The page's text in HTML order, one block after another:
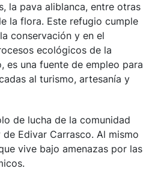
la pava aliblanca, entre otras
la flora. Este refugio cumple
conservación y en el
ecológicos de la
es una fuente de empleo para
al turismo, artesanía y
de lucha de la comunidad
Edivar Carrasco. Al mismo
vive bajo amenazas por las